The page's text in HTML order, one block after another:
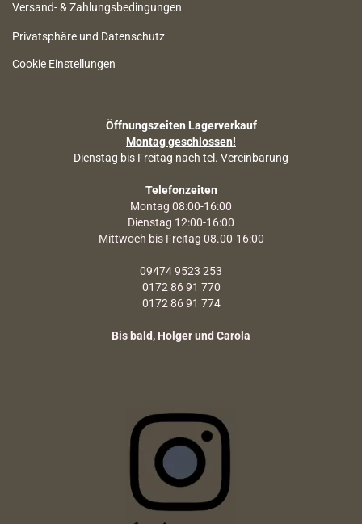
Versand- & Zahlungsbedingungen
Privatsphäre und Datenschutz
Cookie Einstellungen
Öffnungszeiten Lagerverkauf
Montag geschlossen!
Dienstag bis Freitag nach tel. Vereinbarung
Telefonzeiten
Montag 08:00-16:00
Dienstag 12:00-16:00
Mittwoch bis Freitag 08.00-16:00
09474 9523 253
0172 86 91 770
0172 86 91 774
Bis bald, Holger und Carola